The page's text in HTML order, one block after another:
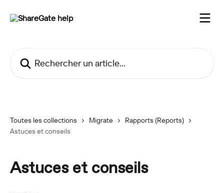
Toutes les collections Migrate
Rapports (Reports)
Astuces et conseils
Astuces et conseils